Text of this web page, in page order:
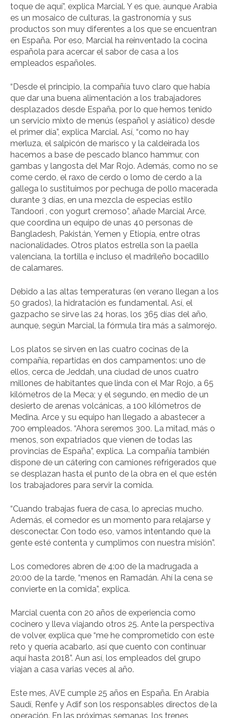
toque de aquí”, explica Marcial. Y es que, aunque Arabia
es un mosaico de culturas, la gastronomía y sus
productos son muy diferentes a los que se encuentran
en España. Por eso, Marcial ha reinventado la cocina
española para acercar el sabor de casa a los
empleados españoles.
“Desde el principio, la compañía tuvo claro que había
que dar una buena alimentación a los trabajadores
desplazados desde España, por lo que hemos tenido
un servicio mixto de menús (español y asiático) desde
el primer día”, explica Marcial. Así, “como no hay
merluza, el salpicón de marisco y la caldeirada los
hacemos a base de pescado blanco hammur, con
gambas y langosta del Mar Rojo. Además, como no se
come cerdo, el raxo de cerdo o lomo de cerdo a la
gallega lo sustituimos por pechuga de pollo macerada
durante 3 días, en una mezcla de especias estilo
Tandoori , con yogurt cremoso”, añade Marcial Arce,
que coordina un equipo de unas 40 personas de
Bangladesh, Pakistán, Yemen y Etiopía, entre otras
nacionalidades. Otros platos estrella son la paella
valenciana, la tortilla e incluso el madrileño bocadillo
de calamares.
Debido a las altas temperaturas (en verano llegan a los
50 grados), la hidratación es fundamental. Así, el
gazpacho se sirve las 24 horas, los 365 días del año,
aunque, según Marcial, la fórmula tira más a salmorejo.
Los platos se sirven en las cuatro cocinas de la
compañía, repartidas en dos campamentos: uno de
ellos, cerca de Jeddah, una ciudad de unos cuatro
millones de habitantes que linda con el Mar Rojo, a 65
kilómetros de la Meca; y el segundo, en medio de un
desierto de arenas volcánicas, a 100 kilómetros de
Medina. Arce y su equipo han llegado a abastecer a
700 empleados. “Ahora seremos 300. La mitad, más o
menos, son expatriados que vienen de todas las
provincias de España”, explica. La compañía también
dispone de un cátering con camiones refrigerados que
se desplazan hasta el punto de la obra en el que estén
los trabajadores para servir la comida.
“Cuando trabajas fuera de casa, lo aprecias mucho.
Además, el comedor es un momento para relajarse y
desconectar. Con todo eso, vamos intentando que la
gente esté contenta y cumplimos con nuestra misión”.
Los comedores abren de 4:00 de la madrugada a
20:00 de la tarde, “menos en Ramadán. Ahí la cena se
convierte en la comida”, explica.
Marcial cuenta con 20 años de experiencia como
cocinero y lleva viajando otros 25. Ante la perspectiva
de volver, explica que “me he comprometido con este
reto y quería acabarlo, así que cuento con continuar
aquí hasta 2018”. Aun así, los empleados del grupo
viajan a casa varias veces al año.
Este mes, AVE cumple 25 años en España. En Arabia
Saudí, Renfe y Adif son los responsables directos de la
operación. En las próximas semanas, los trenes